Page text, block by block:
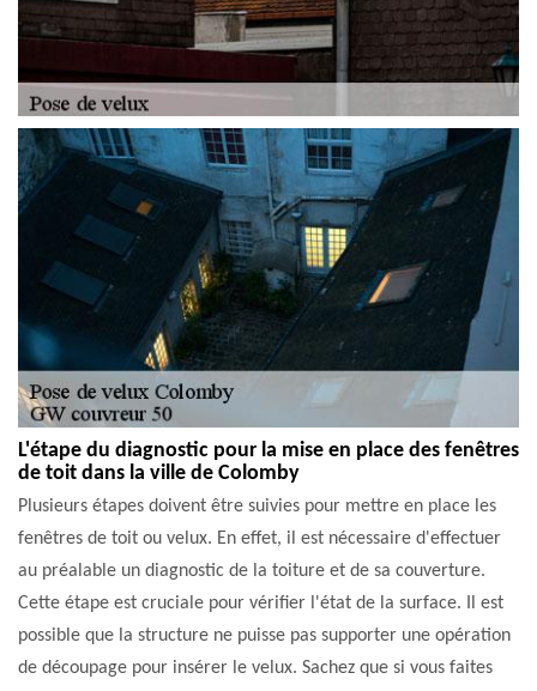
L'étape du diagnostic pour la mise en place des fenêtres
de toit dans la ville de Colomby
Plusieurs étapes doivent être suivies pour mettre en place les
fenêtres de toit ou velux. En effet, il est nécessaire d'effectuer
au préalable un diagnostic de la toiture et de sa couverture.
Cette étape est cruciale pour vérifier l'état de la surface. Il est
possible que la structure ne puisse pas supporter une opération
de découpage pour insérer le velux. Sachez que si vous faites